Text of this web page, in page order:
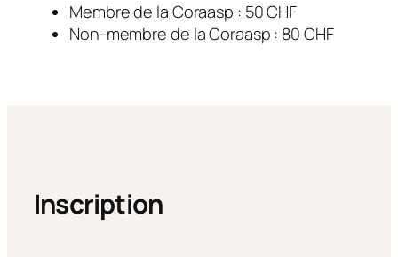
Membre de la Coraasp : 50 CHF
Non-membre de la Coraasp : 80 CHF
Inscription